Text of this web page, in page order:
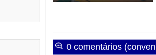
0 comentários